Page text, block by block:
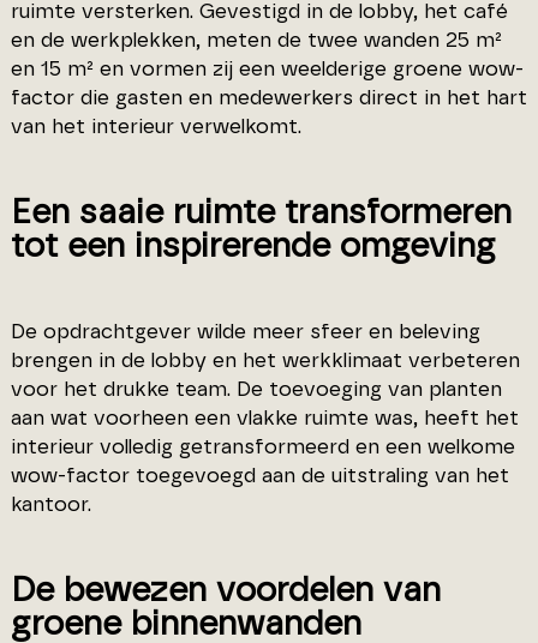
ruimte versterken. Gevestigd in de lobby, het café
en de werkplekken, meten de twee wanden 25 m²
en 15 m² en vormen zij een weelderige groene wow-
factor die gasten en medewerkers direct in het hart
van het interieur verwelkomt.
Een saaie ruimte transformeren
tot een inspirerende omgeving
De opdrachtgever wilde meer sfeer en beleving
brengen in de lobby en het werkklimaat verbeteren
voor het drukke team. De toevoeging van planten
aan wat voorheen een vlakke ruimte was, heeft het
interieur volledig getransformeerd en een welkome
wow-factor toegevoegd aan de uitstraling van het
kantoor.
De bewezen voordelen van
groene binnenwanden